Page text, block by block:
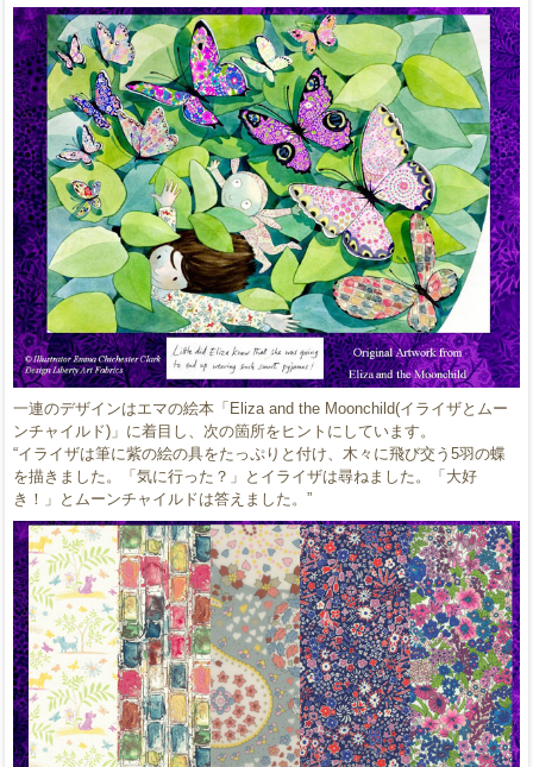
一連のデザインはエマの絵本「Eliza and the Moonchild(イライザとムー
ンチャイルド)」に着目し、次の箇所をヒントにしています。
“イライザは筆に紫の絵の具をたっぷりと付け、木々に飛び交う5羽の蝶
を描きました。「気に行った？」とイライザは尋ねました。「大好
き！」とムーンチャイルドは答えました。”